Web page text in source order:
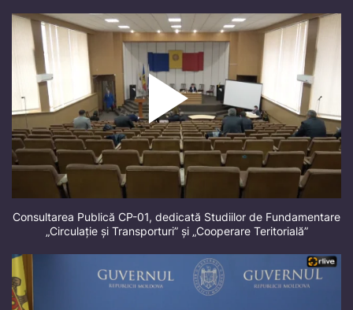
Consultarea Publică CP-01, dedicată Studiilor de Fundamentare
„Circulație și Transporturi” și „Cooperare Teritorială”